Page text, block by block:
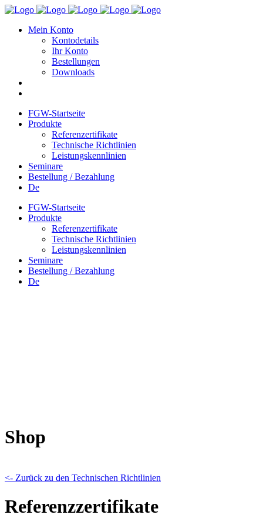
Mein Konto
Kontodetails
Ihr Konto
Bestellungen
Downloads
FGW-Startseite
Produkte
Referenzertifikate
Technische Richtlinien
Leistungskennlinien
Seminare
Bestellung / Bezahlung
De
FGW-Startseite
Produkte
Referenzertifikate
Technische Richtlinien
Leistungskennlinien
Seminare
Bestellung / Bezahlung
De
Shop
<- Zurück zu den Technischen Richtlinien
Referenzzertifikate